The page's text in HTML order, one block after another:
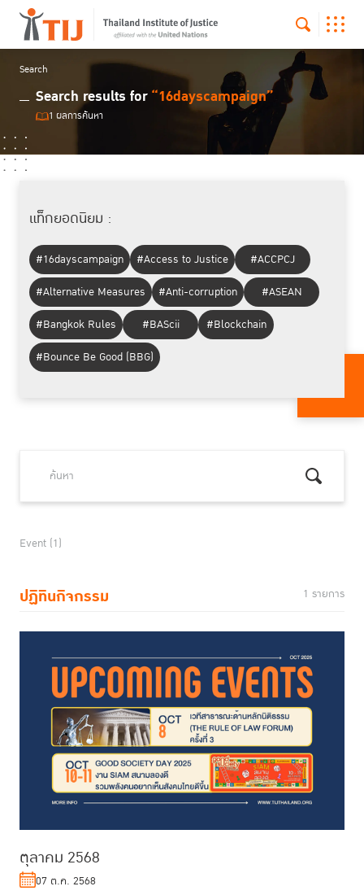
Search
Search results for“16dayscampaign”
1 ผลการค้นหา
แท็กยอดนิยม :
#16dayscampaign #Access to Justice
#ACCPCJ
#Alternative Measures
#Anti-corruption
#ASEAN
#Bangkok Rules
#BAScii
#Blockchain
#Bounce Be Good (BBG)
Event (1)
ปฏิทินกิจกรรม 1 รายการ
ตุลาคม 2568
07 ต.ค. 2568